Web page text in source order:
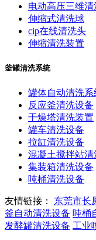
电动高压三维清
伸缩式清洗球
cip在线清洗头
伸缩清洗装置
釜罐清洗系统
罐体自动清洗系
反应釜清洗设备
干燥塔清洗装置
罐车清洗设备
拉缸清洗设备
混凝土搅拌站清
集装箱清洗设备
吨桶清洗设备
友情链接： 东莞市长
釜自动清洗设备 吨桶
发酵罐清洗设备 工业